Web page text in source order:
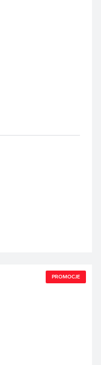
PROMOCJE